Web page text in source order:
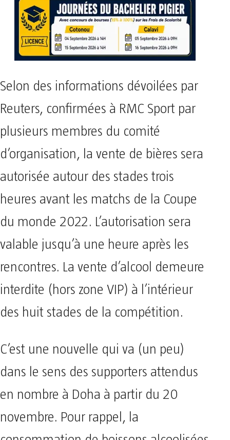
Selon des informations dévoilées par
Reuters, confirmées à RMC Sport par
plusieurs membres du comité
d’organisation, la vente de bières sera
autorisée autour des stades trois
heures avant les matchs de la Coupe
du monde 2022. L’autorisation sera
valable jusqu’à une heure après les
rencontres. La vente d’alcool demeure
interdite (hors zone VIP) à l’intérieur
des huit stades de la compétition.
C’est une nouvelle qui va (un peu)
dans le sens des supporters attendus
en nombre à Doha à partir du 20
novembre. Pour rappel, la